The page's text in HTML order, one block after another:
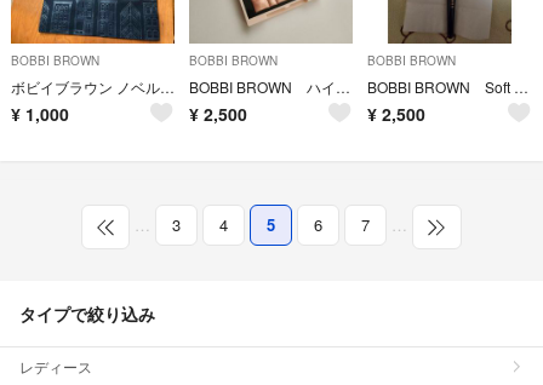
BOBBI BROWN
ボビイブラウン ノベルティ バッグ
¥ 1,000
BOBBI BROWN
BOBBI BROWN ハイライティングパウダー
¥ 2,500
BOBBI BROWN
BOBBI BROWN Soft Focus Foundation Brush
¥ 2,500
… 3 4 5 6 7 …
タイプで絞り込み
レディース